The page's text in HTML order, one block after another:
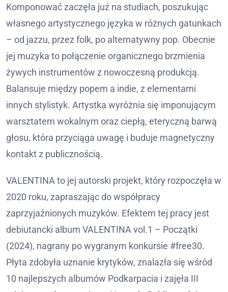
Komponować zaczęła już na studiach, poszukując
własnego artystycznego języka w różnych gatunkach
– od jazzu, przez folk, po alternatywny pop. Obecnie
jej muzyka to połączenie organicznego brzmienia
żywych instrumentów z nowoczesną produkcją.
Balansuje między popem a indie, z elementami
innych stylistyk. Artystka wyróżnia się imponującym
warsztatem wokalnym oraz ciepłą, eteryczną barwą
głosu, która przyciąga uwagę i buduje magnetyczny
kontakt z publicznością.
VALENTINA to jej autorski projekt, który rozpoczęła w
2020 roku, zapraszając do współpracy
zaprzyjaźnionych muzyków. Efektem tej pracy jest
debiutancki album VALENTINA vol.1 – Początki
(2024), nagrany po wygranym konkursie #free30.
Płyta zdobyła uznanie krytyków, znalazła się wśród
10 najlepszych albumów Podkarpacia i zajęła III